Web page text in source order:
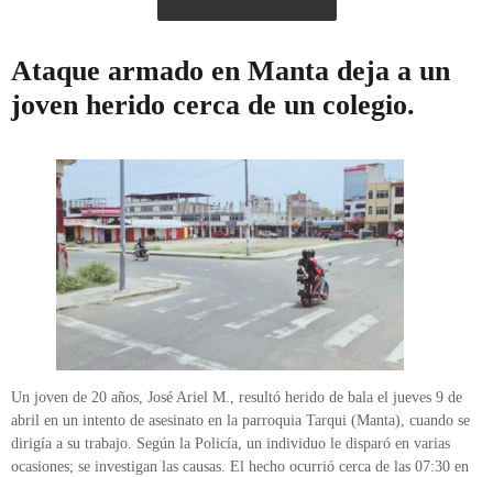
Ataque armado en Manta deja a un
joven herido cerca de un colegio.
Un joven de 20 años, José Ariel M., resultó herido de bala el jueves 9 de
abril en un intento de asesinato en la parroquia Tarqui (Manta), cuando se
dirigía a su trabajo. Según la Policía, un individuo le disparó en varias
ocasiones; se investigan las causas. El hecho ocurrió cerca de las 07:30 en